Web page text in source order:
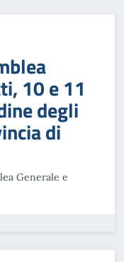
10 e 11
degli
di
Generale e